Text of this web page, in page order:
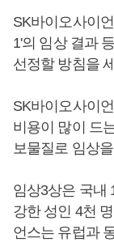
SK바이오사이
1'의 임상 결과
선정할 방침을
SK바이오사이
비용이 많이 드
보물질로 임상
임상3상은 국내
강한 성인 4천
언스는 유럽과